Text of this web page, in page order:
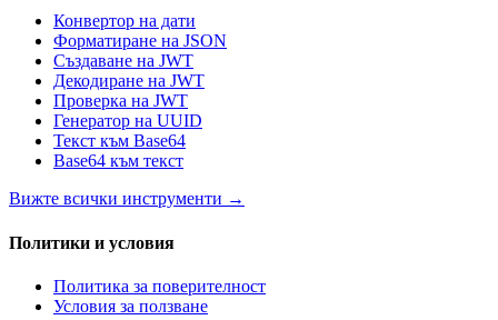
Конвертор на дати
Форматиране на JSON
Създаване на JWT
Декодиране на JWT
Проверка на JWT
Генератор на UUID
Текст към Base64
Base64 към текст
Вижте всички инструменти →
Политики и условия
Политика за поверителност
Условия за ползване